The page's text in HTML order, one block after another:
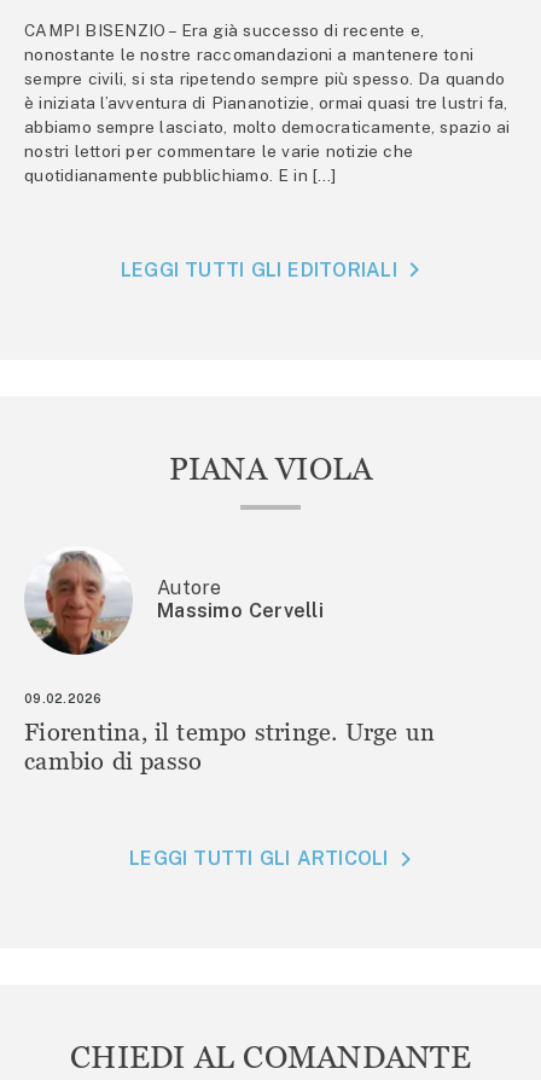
CAMPI BISENZIO – Era già successo di recente e,
nonostante le nostre raccomandazioni a mantenere toni
sempre civili, si sta ripetendo sempre più spesso. Da quando
è iniziata l’avventura di Piananotizie, ormai quasi tre lustri fa,
abbiamo sempre lasciato, molto democraticamente, spazio ai
nostri lettori per commentare le varie notizie che
quotidianamente pubblichiamo. E in […]
LEGGI TUTTI GLI EDITORIALI
PIANA VIOLA
Autore
Massimo Cervelli
09.02.2026
Fiorentina, il tempo stringe. Urge un
cambio di passo
LEGGI TUTTI GLI ARTICOLI
CHIEDI AL COMANDANTE